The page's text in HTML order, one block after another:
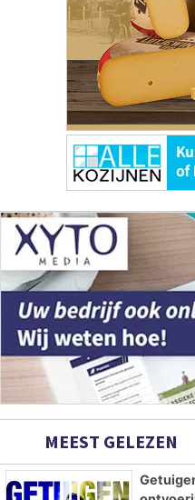
MEEST GELEZEN